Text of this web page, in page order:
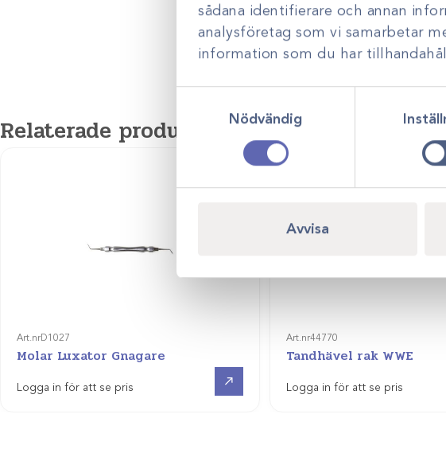
sådana identifierare och annan
analysföretag som vi samarbetar
information som du har
Nödvändig
Avvisa
Relaterade produkter
Art.nrD1027
Molar Luxator Gnagare
Logga in för att se pris
Art.nr44770
Tandhävel rak WWE
Logga in för att se pris